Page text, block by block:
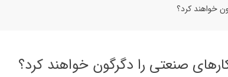
خواهند کرد؟
صنعتی را دگرگون خواهند کرد؟